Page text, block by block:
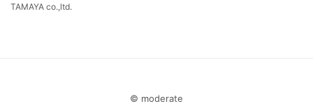
TAMAYA co.,ltd.
© moderate